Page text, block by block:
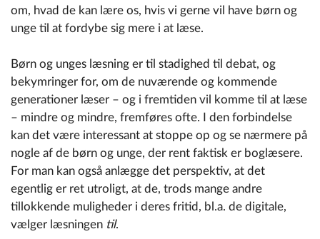
om, hvad de kan lære os, hvis vi gerne vil have børn og
unge til at fordybe sig mere i at læse.
Børn og unges læsning er til stadighed til debat, og
bekymringer for, om de nuværende og kommende
generationer læser – og i fremtiden vil komme til at læse
– mindre og mindre, fremføres ofte. I den forbindelse
kan det være interessant at stoppe op og se nærmere på
nogle af de børn og unge, der rent faktisk er boglæsere.
For man kan også anlægge det perspektiv, at det
egentlig er ret utroligt, at de, trods mange andre
tillokkende muligheder i deres fritid, bl.a. de digitale,
vælger læsningen til.